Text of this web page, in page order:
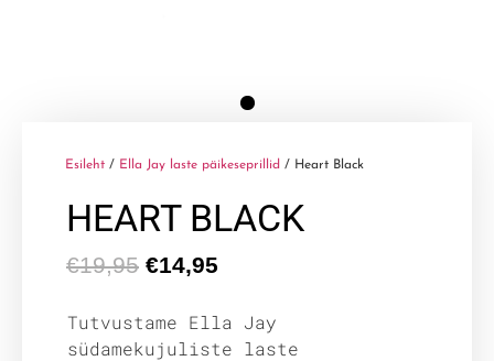
Esileht / Ella Jay laste päikeseprillid / Heart Black
HEART BLACK
€19,95 €14,95
Tutvustame Ella Jay
südamekujuliste laste